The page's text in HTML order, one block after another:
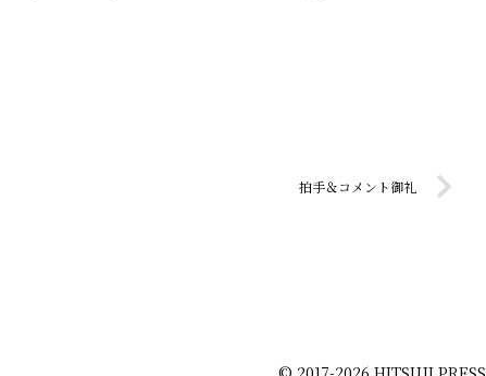
拍手＆コメント御礼